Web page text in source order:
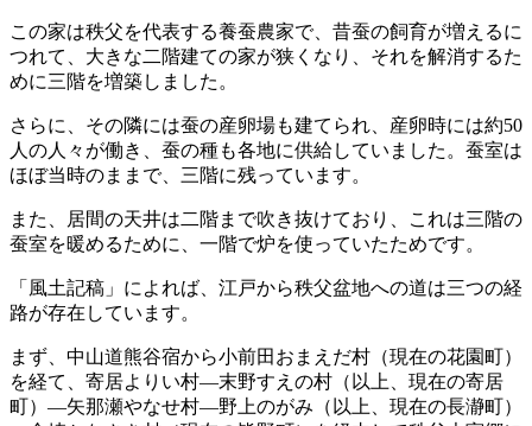
この家は秩父を代表する養蚕農家で、昔蚕の飼育が増えるに
つれて、大きな二階建ての家が狭くなり、それを解消するた
めに三階を増築しました。
さらに、その隣には蚕の産卵場も建てられ、産卵時には約50
人の人々が働き、蚕の種も各地に供給していました。蚕室は
ほぼ当時のままで、三階に残っています。
また、居間の天井は二階まで吹き抜けており、これは三階の
蚕室を暖めるために、一階で炉を使っていたためです。
「風土記稿」によれば、江戸から秩父盆地への道は三つの経
路が存在しています。
まず、中山道熊谷宿から小前田おまえだ村（現在の花園町）
を経て、寄居よりい村―末野すえの村（以上、現在の寄居
町）―矢那瀬やなせ村―野上のがみ（以上、現在の長瀞町）